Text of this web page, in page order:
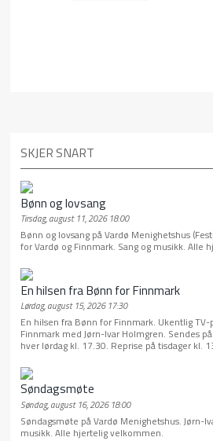
SKJER SNART
Bønn og lovsang
Tirsdag, august 11, 2026 18:00
Bønn og lovsang på Vardø Menighetshus
for Vardø og Finnmark. Sang og musikk. Alle
En hilsen fra Bønn for Finnmark
Lørdag, august 15, 2026 17:30
En hilsen fra Bønn for Finnmark. Ukentlig
Finnmark med Jørn-Ivar Holmgren. Sendes
hver lørdag kl. 17.30. Reprise på tisdager kl.
Søndagsmøte
Søndag, august 16, 2026 18:00
Søndagsmøte på Vardø Menighetshus. Jørn-
musikk. Alle hjertelig velkommen.